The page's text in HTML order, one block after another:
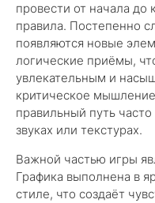
провести от начала
правила. Постепенно
появляются новые
логические приёмы,
увлекательным и
критическое
правильный путь
звуках или текстурах.
Важной частью игры
Графика выполнена в
стиле, что создаёт